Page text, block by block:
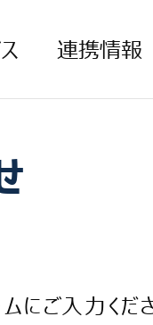
連携情報
にご入力くだ